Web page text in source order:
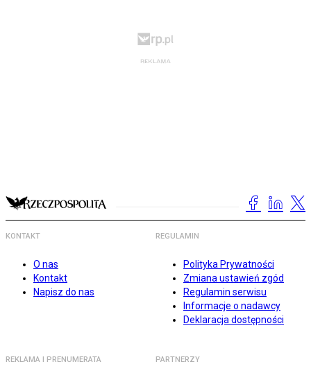
KONTAKT
O nas
Kontakt
Napisz do nas
REGULAMIN
Polityka Prywatności
Zmiana ustawień zgód
Regulamin serwisu
Informacje o nadawcy
Deklaracja dostępności
REKLAMA I PRENUMERATA PARTNERZY